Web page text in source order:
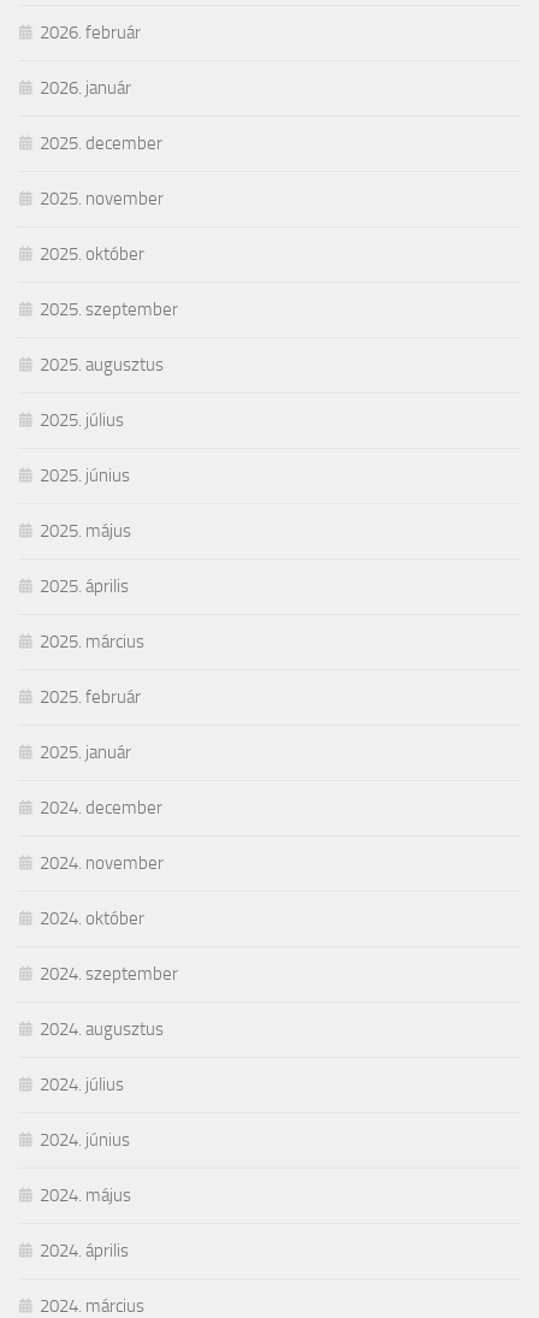
2026. február
2026. január
2025. december
2025. november
2025. október
2025. szeptember
2025. augusztus
2025. július
2025. június
2025. május
2025. április
2025. március
2025. február
2025. január
2024. december
2024. november
2024. október
2024. szeptember
2024. augusztus
2024. július
2024. június
2024. május
2024. április
2024. március